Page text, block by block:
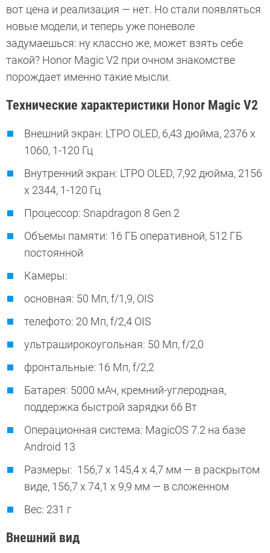
вот цена и реализация — нет. Но стали появляться
новые модели, и теперь уже поневоле
задумаешься: ну классно же, может взять себе
такой? Honor Magic V2 при очном знакомстве
порождает именно такие мысли.
Технические характеристики Honor Magic V2
Внешний экран: LTPO OLED, 6,43 дюйма, 2376 х
1060, 1-120 Гц
Внутренний экран: LTPO OLED, 7,92 дюйма, 2156
x 2344, 1-120 Гц
Процессор: Snapdragon 8 Gen 2
Объемы памяти: 16 ГБ оперативной, 512 ГБ
постоянной
Камеры:
основная: 50 Мп, f/1,9, OIS
телефото: 20 Мп, f/2,4 OIS
ультраширокоугольная: 50 Мп, f/2,0
фронтальные: 16 Мп, f/2,2
Батарея: 5000 мАч, кремний-углеродная,
поддержка быстрой зарядки 66 Вт
Операционная система: MagicOS 7.2 на базе
Android 13
Размеры: 156,7 x 145,4 x 4,7 мм — в раскрытом
виде, 156,7 x 74,1 x 9,9 мм — в сложенном
Вес: 231 г
Внешний вид